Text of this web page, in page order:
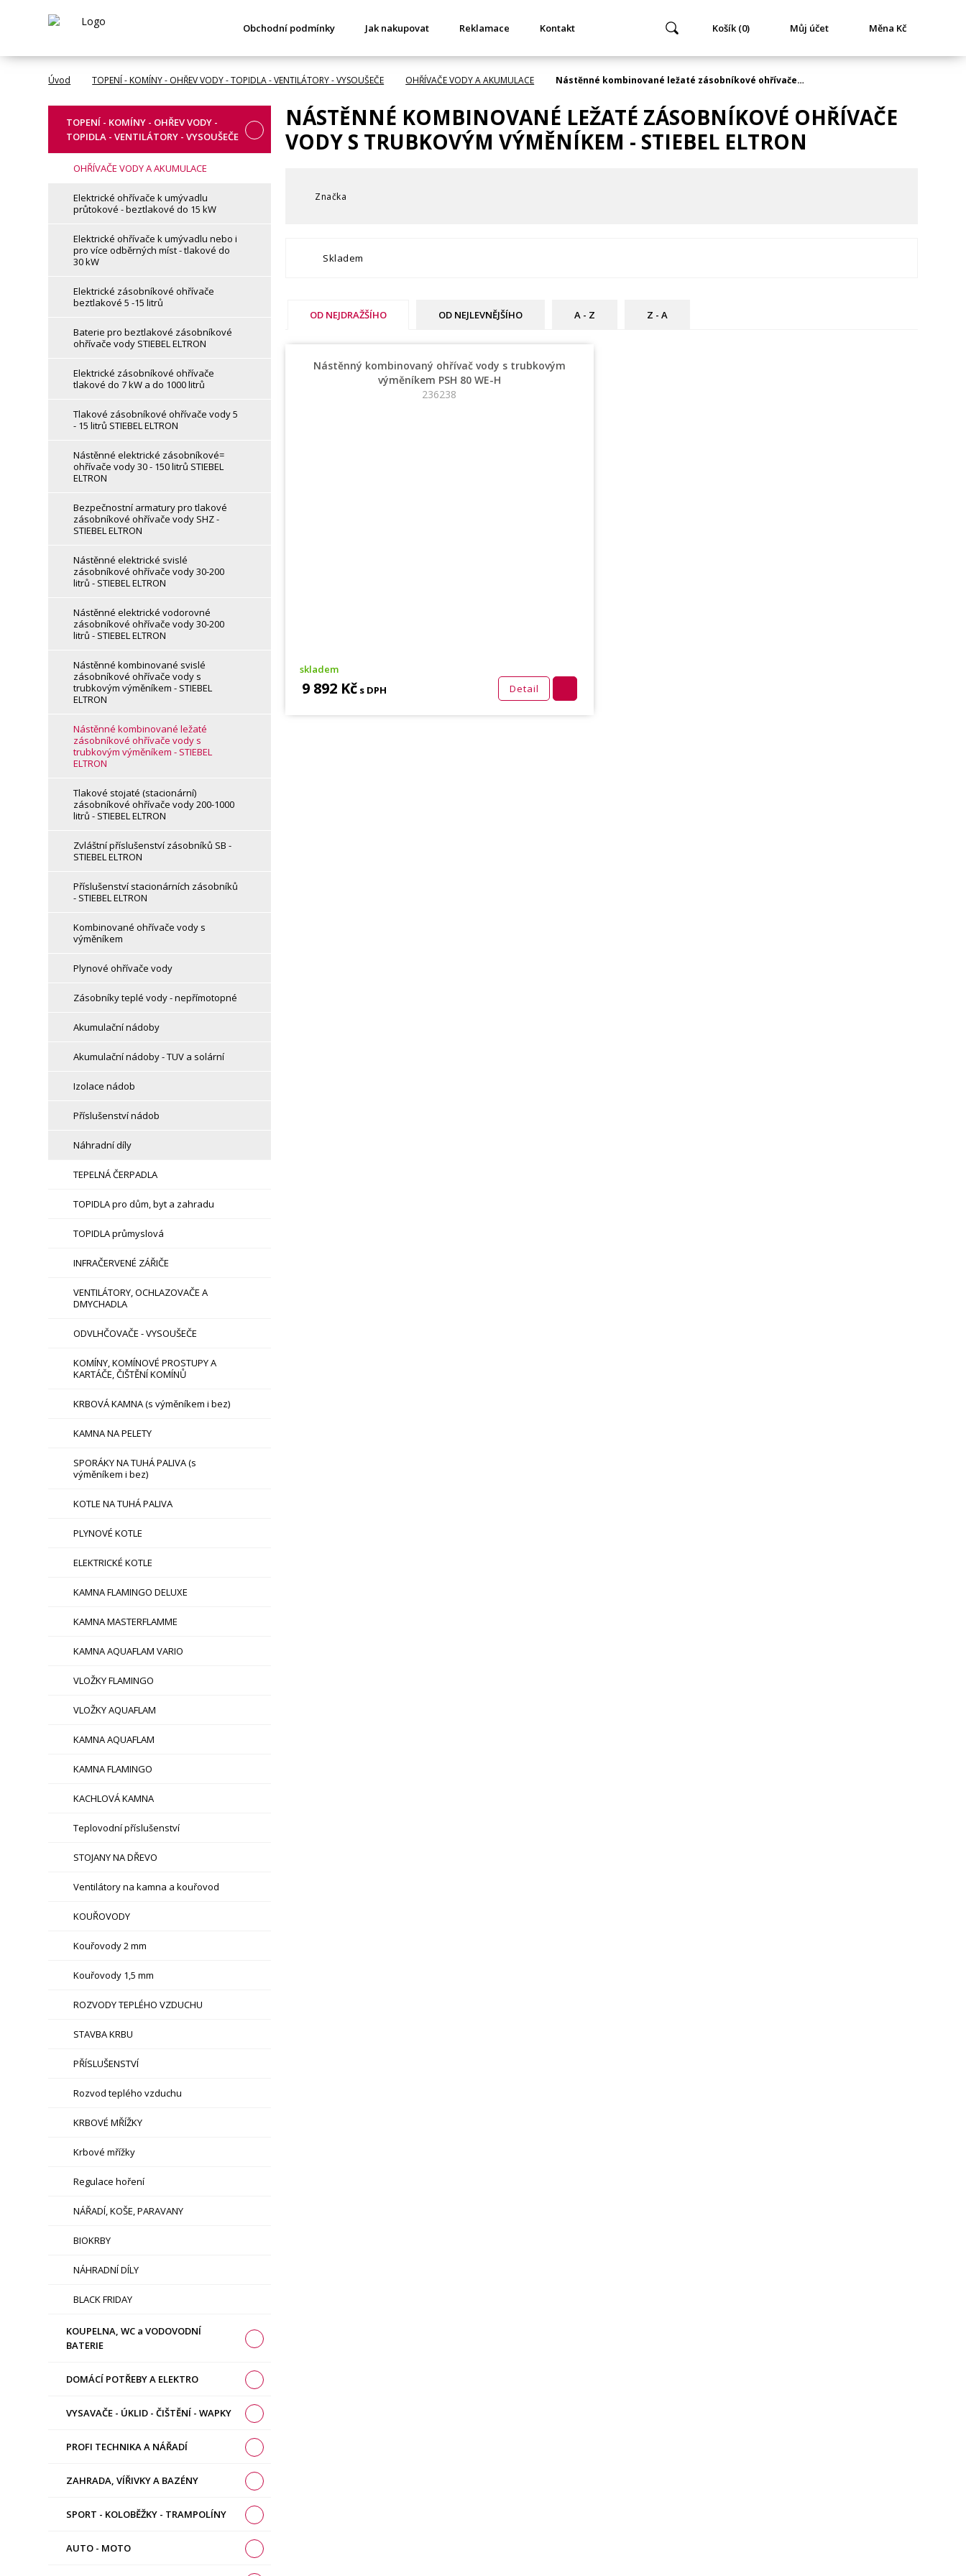
Obchodní podmínky Jak nakupovat Reklamace Kontakt Košík (0) Můj účet Měna Kč
Úvod TOPENÍ - KOMÍNY - OHŘEV VODY - TOPIDLA - VENTILÁTORY - VYSOUŠEČE OHŘÍVAČE VODY A AKUMULACE Nástěnné kombinované ležaté zásobníkové ohřívače…
TOPENÍ - KOMÍNY - OHŘEV VODY -
TOPIDLA - VENTILÁTORY - VYSOUŠEČE
OHŘÍVAČE VODY A AKUMULACE
Elektrické ohřívače k umývadlu
průtokové - beztlakové do 15 kW
Elektrické ohřívače k umývadlu nebo i
pro více odběrných míst - tlakové do
30 kW
Elektrické zásobníkové ohřívače
beztlakové 5 -15 litrů
Baterie pro beztlakové zásobníkové
ohřívače vody STIEBEL ELTRON
Elektrické zásobníkové ohřívače
tlakové do 7 kW a do 1000 litrů
Tlakové zásobníkové ohřívače vody 5
- 15 litrů STIEBEL ELTRON
Nástěnné elektrické zásobníkové=
ohřívače vody 30 - 150 litrů STIEBEL
ELTRON
Bezpečnostní armatury pro tlakové
zásobníkové ohřívače vody SHZ -
STIEBEL ELTRON
Nástěnné elektrické svislé
zásobníkové ohřívače vody 30-200
litrů - STIEBEL ELTRON
Nástěnné elektrické vodorovné
zásobníkové ohřívače vody 30-200
litrů - STIEBEL ELTRON
Nástěnné kombinované svislé
zásobníkové ohřívače vody s
trubkovým výměníkem - STIEBEL
ELTRON
Nástěnné kombinované ležaté
zásobníkové ohřívače vody s
trubkovým výměníkem - STIEBEL
ELTRON
Tlakové stojaté (stacionární)
zásobníkové ohřívače vody 200-1000
litrů - STIEBEL ELTRON
Zvláštní příslušenství zásobníků SB -
STIEBEL ELTRON
Příslušenství stacionárních zásobníků
- STIEBEL ELTRON
Kombinované ohřívače vody s
výměníkem
Plynové ohřívače vody
Zásobníky teplé vody - nepřímotopné
Akumulační nádoby
Akumulační nádoby - TUV a solární
Izolace nádob
Příslušenství nádob
Náhradní díly
TEPELNÁ ČERPADLA
TOPIDLA pro dům, byt a zahradu
TOPIDLA průmyslová
INFRAČERVENÉ ZÁŘIČE
VENTILÁTORY, OCHLAZOVAČE A
DMYCHADLA
ODVLHČOVAČE - VYSOUŠEČE
KOMÍNY, KOMÍNOVÉ PROSTUPY A
KARTÁČE, ČIŠTĚNÍ KOMÍNŮ
KRBOVÁ KAMNA (s výměníkem i bez)
KAMNA NA PELETY
SPORÁKY NA TUHÁ PALIVA (s
výměníkem i bez)
KOTLE NA TUHÁ PALIVA
PLYNOVÉ KOTLE
ELEKTRICKÉ KOTLE
KAMNA FLAMINGO DELUXE
KAMNA MASTERFLAMME
KAMNA AQUAFLAM VARIO
VLOŽKY FLAMINGO
VLOŽKY AQUAFLAM
KAMNA AQUAFLAM
KAMNA FLAMINGO
KACHLOVÁ KAMNA
Teplovodní příslušenství
STOJANY NA DŘEVO
Ventilátory na kamna a kouřovod
KOUŘOVODY
Kouřovody 2 mm
Kouřovody 1,5 mm
ROZVODY TEPLÉHO VZDUCHU
STAVBA KRBU
PŘÍSLUŠENSTVÍ
Rozvod teplého vzduchu
KRBOVÉ MŘÍŽKY
Krbové mřížky
Regulace hoření
NÁŘADÍ, KOŠE, PARAVANY
BIOKRBY
NÁHRADNÍ DÍLY
BLACK FRIDAY
KOUPELNA, WC a VODOVODNÍ
BATERIE
DOMÁCÍ POTŘEBY A ELEKTRO
VYSAVAČE - ÚKLID - ČIŠTĚNÍ - WAPKY
PROFI TECHNIKA A NÁŘADÍ
ZAHRADA, VÍŘIVKY A BAZÉNY
SPORT - KOLOBĚŽKY - TRAMPOLÍNY
AUTO - MOTO
NÁSTĚNNÉ KOMBINOVANÉ LEŽATÉ ZÁSOBNÍKOVÉ OHŘÍVAČE
VODY S TRUBKOVÝM VÝMĚNÍKEM - STIEBEL ELTRON
Značka
Skladem
OD NEJDRAŽŠÍHO OD NEJLEVNĚJŠÍHO A - Z Z - A
Nástěnný kombinovaný ohřívač vody s trubkovým
výměníkem PSH 80 WE-H
236238
skladem
9 892 Kčs DPH Detail